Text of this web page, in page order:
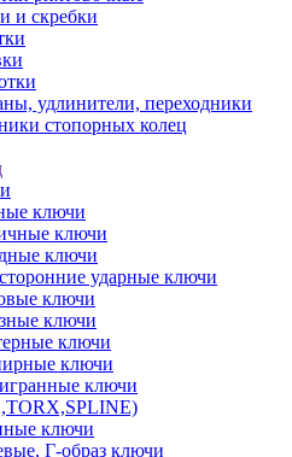
и скребки
удлинители, переходники
стопорных колец
ключи
ключи
ключи
ударные ключи
ключи
ключи
ключи
ключи
ключи
ключи
Г-образ ключи